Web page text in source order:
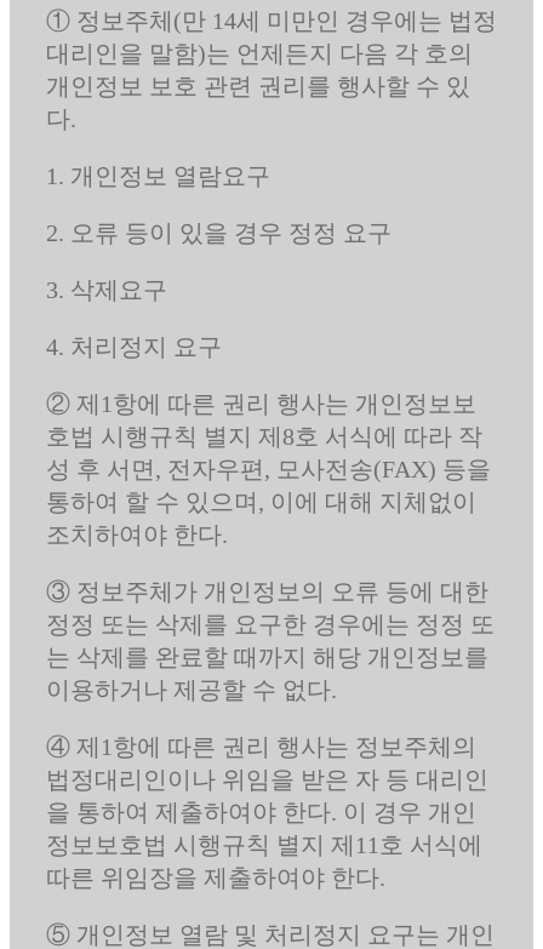
① 정보주체(만 14세 미만인 경우에는 법정
대리인을 말함)는 언제든지 다음 각 호의
개인정보 보호 관련 권리를 행사할 수 있
다.
1. 개인정보 열람요구
2. 오류 등이 있을 경우 정정 요구
3. 삭제요구
4. 처리정지 요구
② 제1항에 따른 권리 행사는 개인정보보
호법 시행규칙 별지 제8호 서식에 따라 작
성 후 서면, 전자우편, 모사전송(FAX) 등을
통하여 할 수 있으며, 이에 대해 지체없이
조치하여야 한다.
③ 정보주체가 개인정보의 오류 등에 대한
정정 또는 삭제를 요구한 경우에는 정정 또
는 삭제를 완료할 때까지 해당 개인정보를
이용하거나 제공할 수 없다.
④ 제1항에 따른 권리 행사는 정보주체의
법정대리인이나 위임을 받은 자 등 대리인
을 통하여 제출하여야 한다. 이 경우 개인
정보보호법 시행규칙 별지 제11호 서식에
따른 위임장을 제출하여야 한다.
⑤ 개인정보 열람 및 처리정지 요구는 개인